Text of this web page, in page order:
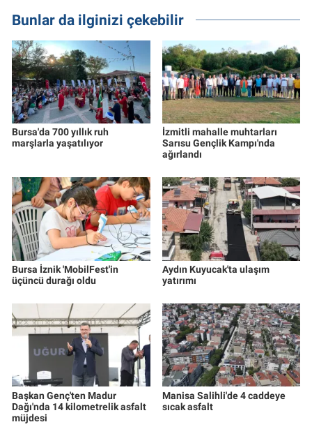
Bunlar da ilginizi çekebilir
Bursa'da 700 yıllık ruh
marşlarla yaşatılıyor
İzmitli mahalle muhtarları
Sarısu Gençlik Kampı'nda
ağırlandı
Bursa İznik 'MobilFest'in
üçüncü durağı oldu
Aydın Kuyucak'ta ulaşım
yatırımı
Başkan Genç'ten Madur
Dağı'nda 14 kilometrelik asfalt
müjdesi
Manisa Salihli'de 4 caddeye
sıcak asfalt